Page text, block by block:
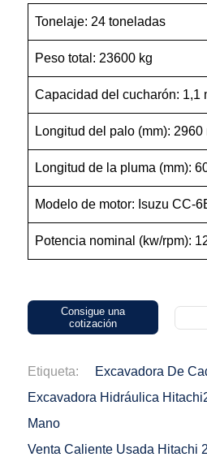
Tonelaje: 24 toneladas
Peso total: 23600 kg
Capacidad del cucharón: 1,1
Longitud del palo (mm):
Longitud de la pluma (mm):
Modelo de motor: Isuzu
Potencia nominal (kw/rpm):
Consigue una
cotización
Etiqueta:
Excavadora De
Excavadora Hidráulica
Mano
Venta Caliente Usada Hitachi